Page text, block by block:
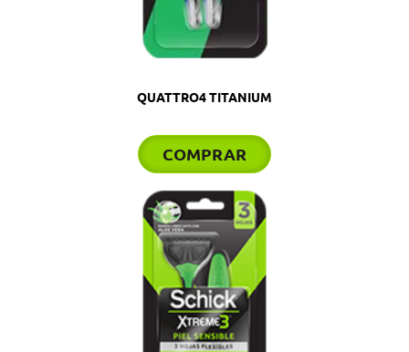
QUATTRO4 TITANIUM
COMPRAR